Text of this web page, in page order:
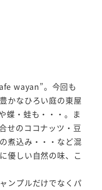
wayan”。今回も
かなひろい庭の東屋
蝶・蛙も・・・。ま
せのココナッツ・豆
煮込み・・・など混
優しい自然の味、こ
ンプルだけでなくパ